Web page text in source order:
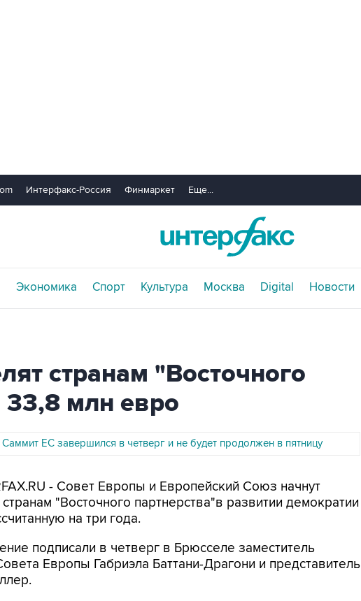
Интерфакс-Россия Финмаркет Еще...
Экономика Спорт Культура Москва Digital Новости
странам "Восточного
33,8 млн евро
Саммит ЕС завершился в четверг и не будет продолжен в пятницу
- Совет Европы и Европейский Союз начнут
"Восточного партнерства"в развитии демократии
на три года.
подписали в четверг в Брюсселе заместитель
Европы Габриэла Баттани-Драгони и представитель